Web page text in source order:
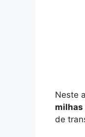
Neste
milhas
de